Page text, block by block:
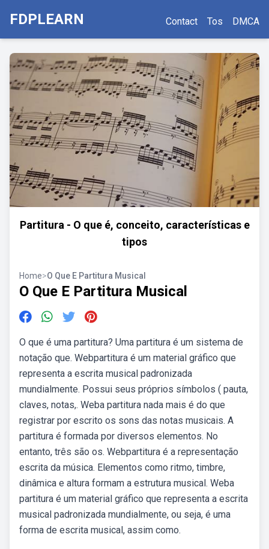
FDPLEARN Contact Tos DMCA
Partitura - O que é, conceito, características e
tipos
Home>O Que E Partitura Musical
O Que E Partitura Musical
O que é uma partitura? Uma partitura é um sistema de
notação que. Webpartitura é um material gráfico que
representa a escrita musical padronizada
mundialmente. Possui seus próprios símbolos ( pauta,
claves, notas,. Weba partitura nada mais é do que
registrar por escrito os sons das notas musicais. A
partitura é formada por diversos elementos. No
entanto, três são os. Webpartitura é a representação
escrita da música. Elementos como ritmo, timbre,
dinâmica e altura formam a estrutura musical. Weba
partitura é um material gráfico que representa a escrita
musical padronizada mundialmente, ou seja, é uma
forma de escrita musical, assim como.